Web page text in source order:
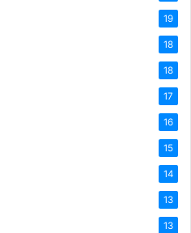
19
18
18
17
16
15
14
13
13